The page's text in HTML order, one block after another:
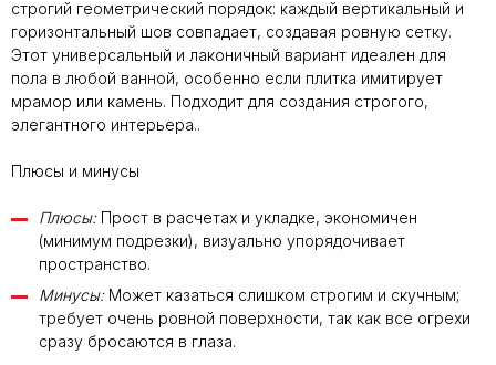
строгий геометрический порядок: каждый вертикальный и
горизонтальный шов совпадает, создавая ровную сетку.
Этот универсальный и лаконичный вариант идеален для
пола в любой ванной, особенно если плитка имитирует
мрамор или камень. Подходит для создания строгого,
элегантного интерьера..
Плюсы и минусы
Плюсы:Прост в расчетах и укладке, экономичен
(минимум подрезки), визуально упорядочивает
пространство.
Минусы:Может казаться слишком строгим и скучным;
требует очень ровной поверхности, так как все огрехи
сразу бросаются в глаза.